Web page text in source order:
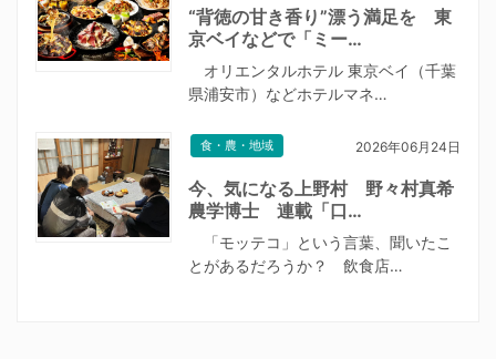
“背徳の甘き香り”漂う満足を 東
京ベイなどで「ミー…
オリエンタルホテル 東京ベイ（千葉
県浦安市）などホテルマネ…
食・農・地域 2026年06月24日
今、気になる上野村 野々村真希
農学博士 連載「口…
「モッテコ」という言葉、聞いたこ
とがあるだろうか？ 飲食店…